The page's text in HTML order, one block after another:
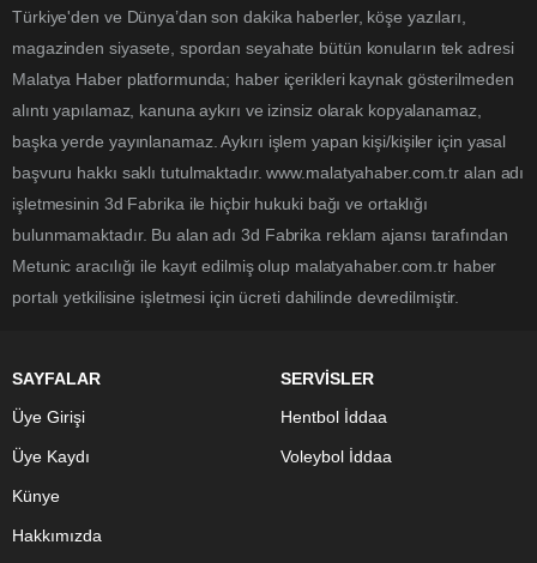
Türkiye'den ve Dünya’dan son dakika haberler, köşe yazıları,
magazinden siyasete, spordan seyahate bütün konuların tek adresi
Malatya Haber platformunda; haber içerikleri kaynak gösterilmeden
alıntı yapılamaz, kanuna aykırı ve izinsiz olarak kopyalanamaz,
başka yerde yayınlanamaz. Aykırı işlem yapan kişi/kişiler için yasal
başvuru hakkı saklı tutulmaktadır. www.malatyahaber.com.tr alan adı
işletmesinin 3d Fabrika ile hiçbir hukuki bağı ve ortaklığı
bulunmamaktadır. Bu alan adı 3d Fabrika reklam ajansı tarafından
Metunic aracılığı ile kayıt edilmiş olup malatyahaber.com.tr haber
portalı yetkilisine işletmesi için ücreti dahilinde devredilmiştir.
SAYFALAR
Üye Girişi
Üye Kaydı
Künye
Hakkımızda
SERVİSLER
Hentbol İddaa
Voleybol İddaa